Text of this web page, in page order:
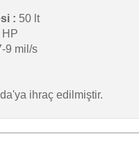
: 50 lt
HP
9 mil/s
ihraç edilmiştir.